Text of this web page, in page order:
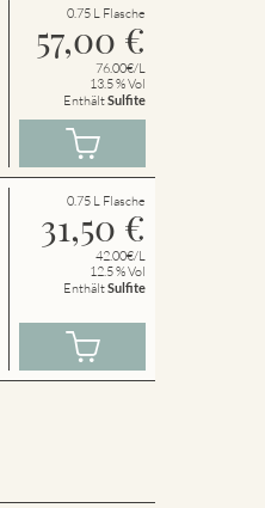
0.75 L Flasche
57,00 €
76.00€/L
13.5 % Vol
EnthältSulfite
0.75 L Flasche
31,50 €
42.00€/L
12.5 % Vol
EnthältSulfite